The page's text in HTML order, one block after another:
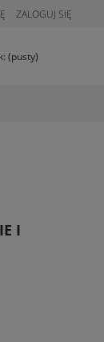
ZALOGUJ SIĘ
(pusty)
I